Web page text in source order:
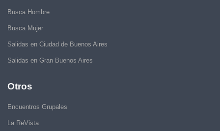
Busca Hombre
Busca Mujer
Salidas en Ciudad de Buenos Aires
Salidas en Gran Buenos Aires
Otros
Encuentros Grupales
La ReVista